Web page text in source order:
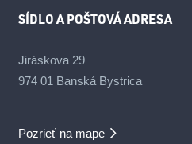
SÍDLO A POŠTOVÁ ADRESA
Jiráskova 29
974 01 Banská Bystrica
Pozrieť na mape